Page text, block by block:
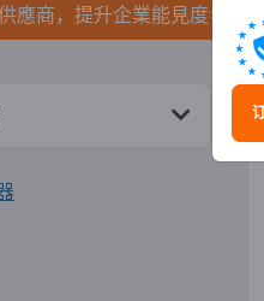
應商，提升企業能見度>> 點